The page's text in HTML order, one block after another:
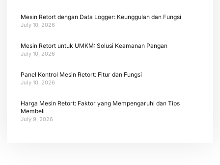
Mesin Retort dengan Data Logger: Keunggulan dan Fungsi
July 10, 2026
Mesin Retort untuk UMKM: Solusi Keamanan Pangan
July 10, 2026
Panel Kontrol Mesin Retort: Fitur dan Fungsi
July 10, 2026
Harga Mesin Retort: Faktor yang Mempengaruhi dan Tips
Membeli
July 9, 2026